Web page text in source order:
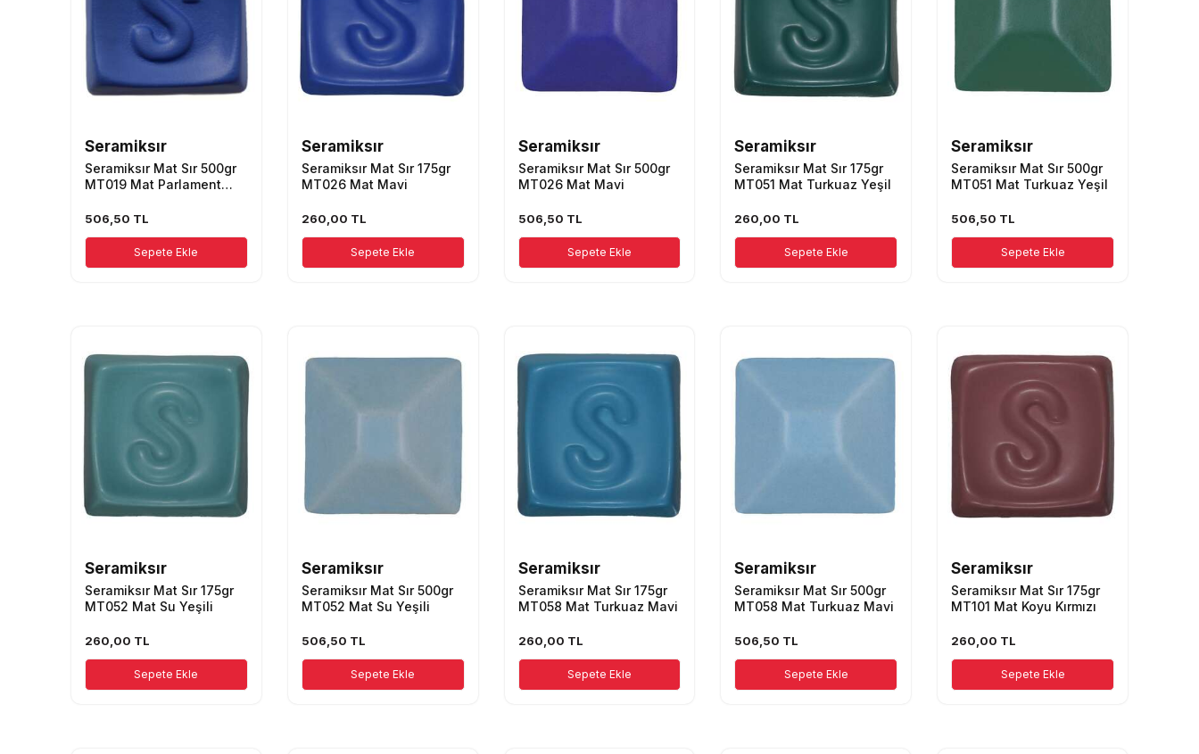
Seramiksır
Seramiksır Mat Sır 500gr
MT019 Mat Parlament
506,50 TL
Sepete Ekle
Seramiksır
Seramiksır Mat Sır 175gr
MT026 Mat Mavi
260,00 TL
Sepete Ekle
Seramiksır
Seramiksır Mat Sır 500gr
MT026 Mat Mavi
506,50 TL
Sepete Ekle
Seramiksır
Seramiksır Mat Sır 175gr
MT051 Mat Turkuaz Yeşil
260,00 TL
Sepete Ekle
Seramiksır
Seramiksır Mat Sır 500gr
MT051 Mat Turkuaz Yeşil
506,50 TL
Sepete Ekle
Seramiksır
Seramiksır Mat Sır 175gr
MT052 Mat Su Yeşili
260,00 TL
Sepete Ekle
Seramiksır
Seramiksır Mat Sır 500gr
MT052 Mat Su Yeşili
506,50 TL
Sepete Ekle
Seramiksır
Seramiksır Mat Sır 175gr
MT058 Mat Turkuaz Mavi
260,00 TL
Sepete Ekle
Seramiksır
Seramiksır Mat Sır 500gr
MT058 Mat Turkuaz Mavi
506,50 TL
Sepete Ekle
Seramiksır
Seramiksır Mat Sır 175gr
MT101 Mat Koyu Kırmızı
260,00 TL
Sepete Ekle